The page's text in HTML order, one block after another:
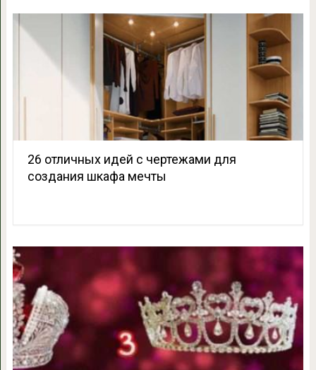
26 отличных идей с чертежами для
создания шкафа мечты